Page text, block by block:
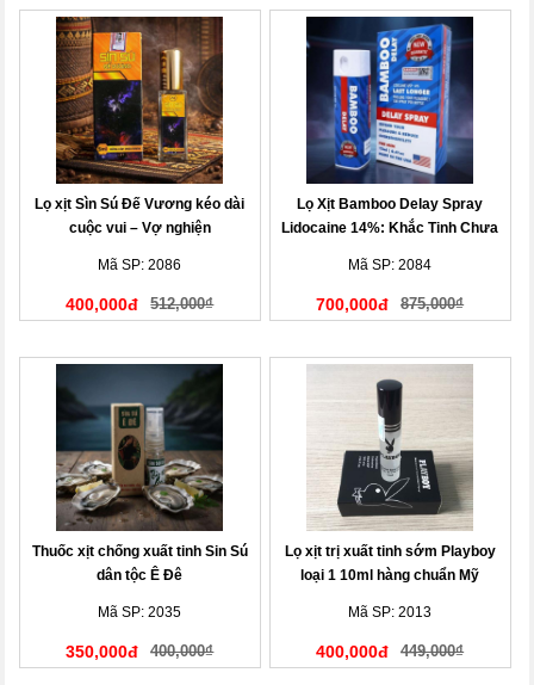
Lọ xịt Sìn Sú Đế Vương kéo dài
cuộc vui – Vợ nghiện
Mã SP: 2086
400,000đ 512,000₫
Lọ Xịt Bamboo Delay Spray
Lidocaine 14%: Khắc Tinh Chưa
Mã SP: 2084
700,000đ 875,000₫
Thuốc xịt chống xuất tinh Sin Sú
dân tộc Ê Đê
Mã SP: 2035
350,000đ 400,000₫
Lọ xịt trị xuất tinh sớm Playboy
loại 1 10ml hàng chuẩn Mỹ
Mã SP: 2013
400,000đ 449,000₫